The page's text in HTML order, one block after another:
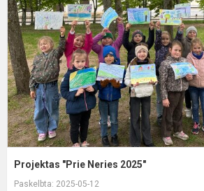
Projektas "Prie Neries 2025"
Paskelbta: 2025-05-12